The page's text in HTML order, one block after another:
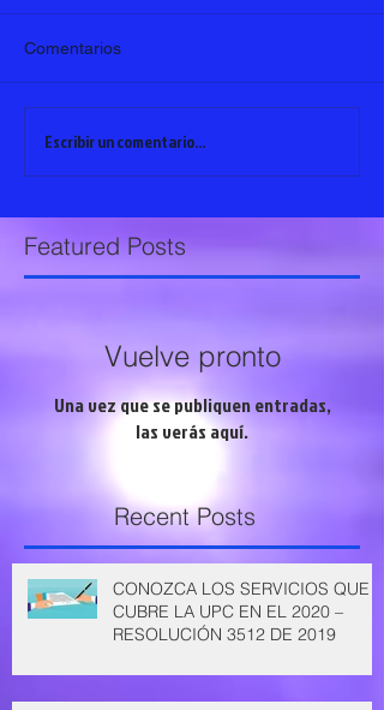
Comentarios
Escribir un comentario...
Featured Posts
Vuelve pronto
Una vez que se publiquen entradas,
las verás aquí.
Recent Posts
CONOZCA LOS SERVICIOS QUE
CUBRE LA UPC EN EL 2020 –
RESOLUCIÓN 3512 DE 2019